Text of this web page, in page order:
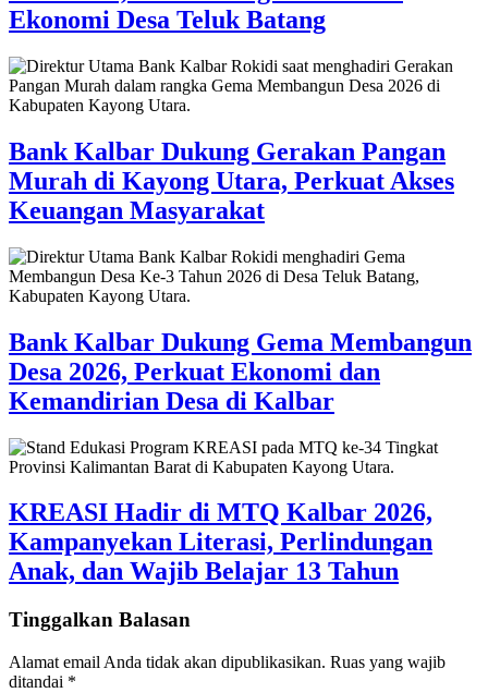
Ekonomi Desa Teluk Batang
Bank Kalbar Dukung Gerakan Pangan
Murah di Kayong Utara, Perkuat Akses
Keuangan Masyarakat
Bank Kalbar Dukung Gema Membangun
Desa 2026, Perkuat Ekonomi dan
Kemandirian Desa di Kalbar
KREASI Hadir di MTQ Kalbar 2026,
Kampanyekan Literasi, Perlindungan
Anak, dan Wajib Belajar 13 Tahun
Tinggalkan Balasan
Alamat email Anda tidak akan dipublikasikan. Ruas yang wajib
ditandai *